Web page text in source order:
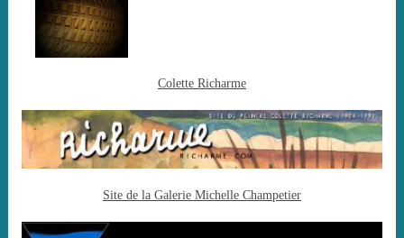
Colette Richarme
Site de la Galerie Michelle Champetier